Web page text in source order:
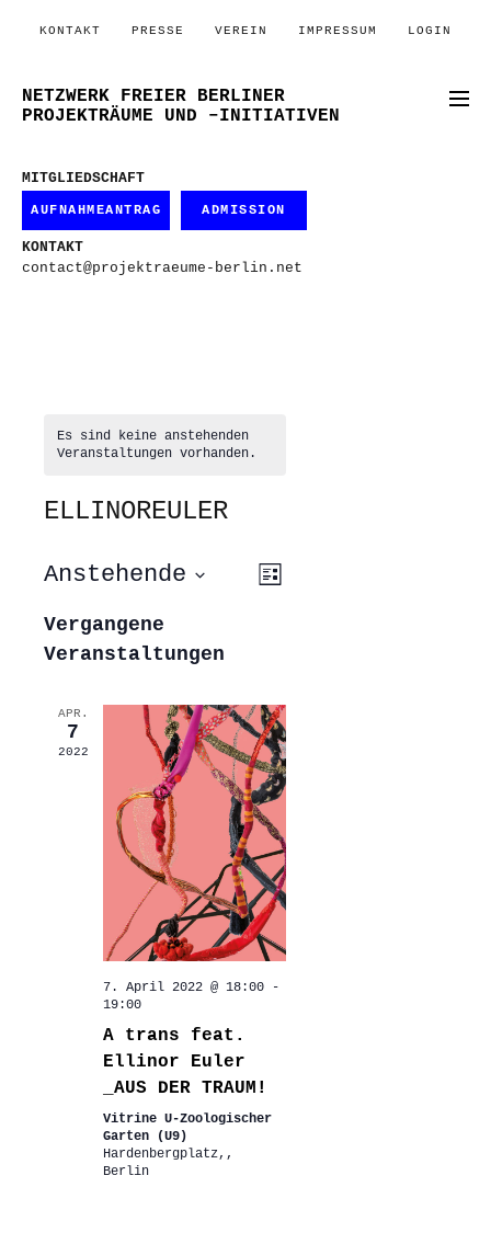
KONTAKT PRESSE VEREIN IMPRESSUM LOGIN
NETZWERK FREIER BERLINER
PROJEKTRÄUME UND –INITIATIVEN
MITGLIEDSCHAFT
AUFNAHMEANTRAG ADMISSION
KONTAKT
contact@projektraeume-berlin.net
Es sind keine anstehenden
Veranstaltungen vorhanden.
ELLINOREULER
ANSICHTEN-
NAVIGATION
VERANSTALTUNG
ANSICHTEN-
Liste
Anstehende
wählen.
Vergangene
Veranstaltungen
APR.
7
2022
7. April 2022 @ 18:00-
19:00
A trans feat.
Ellinor Euler
_AUS DER TRAUM!
Vitrine U-Zoologischer
Garten (U9)
Hardenbergplatz,,
Berlin